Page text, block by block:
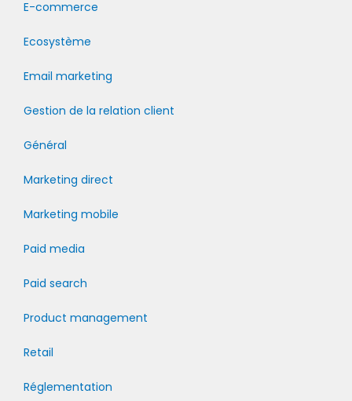
E-commerce
Ecosystème
Email marketing
Gestion de la relation client
Général
Marketing direct
Marketing mobile
Paid media
Paid search
Product management
Retail
Réglementation